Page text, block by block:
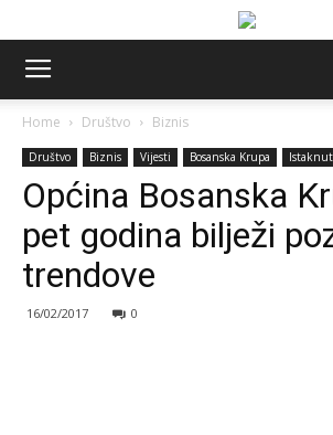
Home Društvo Biznis
Društvo Biznis Vijesti Bosanska Krupa
Općina Bosanska
pet godina bilježi
trendove
16/02/2017 0